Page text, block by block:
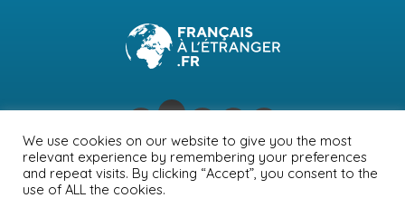
FEATURED
La Marketplace Business France : la plateforme
de soutien au commerce international
NE RATEZ PAS
NEWSLETTER PUBLICITÉ CONTACTS
MENTIONS LÉGALES
POLITIQUE DE CONFIDENTIALITÉ
We use cookies on our website to give you the most
relevant experience by remembering your preferences
and repeat visits. By clicking “Accept”, you consent to the
use of ALL the cookies.